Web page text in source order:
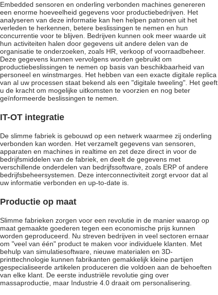
Embedded sensoren en onderling verbonden machines genereren
een enorme hoeveelheid gegevens voor productiebedrijven. Het
analyseren van deze informatie kan hen helpen patronen uit het
verleden te herkennen, betere beslissingen te nemen en hun
concurrentie voor te blijven. Bedrijven kunnen ook meer waarde uit
hun activiteiten halen door gegevens uit andere delen van de
organisatie te onderzoeken, zoals HR, verkoop of voorraadbeheer.
Deze gegevens kunnen vervolgens worden gebruikt om
productiebeslissingen te nemen op basis van beschikbaarheid van
personeel en winstmarges. Het hebben van een exacte digitale replica
van al uw processen staat bekend als een "digitale tweeling". Het geeft
u de kracht om mogelijke uitkomsten te voorzien en nog beter
geïnformeerde beslissingen te nemen.
IT-OT integratie
De slimme fabriek is gebouwd op een netwerk waarmee zij onderling
verbonden kan worden. Het verzamelt gegevens van sensoren,
apparaten en machines in realtime en zet deze direct in voor de
bedrijfsmiddelen van de fabriek, en deelt de gegevens met
verschillende onderdelen van bedrijfssoftware, zoals ERP of andere
bedrijfsbeheersystemen. Deze interconnectiviteit zorgt ervoor dat al
uw informatie verbonden en up-to-date is.
Productie op maat
Slimme fabrieken zorgen voor een revolutie in de manier waarop op
maat gemaakte goederen tegen een economische prijs kunnen
worden geproduceerd. Nu streven bedrijven in veel sectoren ernaar
om "veel van één" product te maken voor individuele klanten. Met
behulp van simulatiesoftware, nieuwe materialen en 3D-
printtechnologie kunnen fabrikanten gemakkelijk kleine partijen
gespecialiseerde artikelen produceren die voldoen aan de behoeften
van elke klant. De eerste industriële revolutie ging over
massaproductie, maar Industrie 4.0 draait om personalisering.